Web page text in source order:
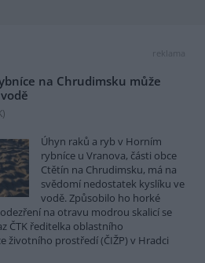
reklama
na Chrudimsku může
)
Úhyn raků a ryb v Horním
rybníce u Vranova, části obce
Ctětín na Chrudimsku, má na
svědomí nedostatek kyslíku ve
vodě. Způsobilo ho horké
na otravu modrou skalicí se
ČTK ředitelka oblastního
životního prostředí (ČIŽP) v Hradci